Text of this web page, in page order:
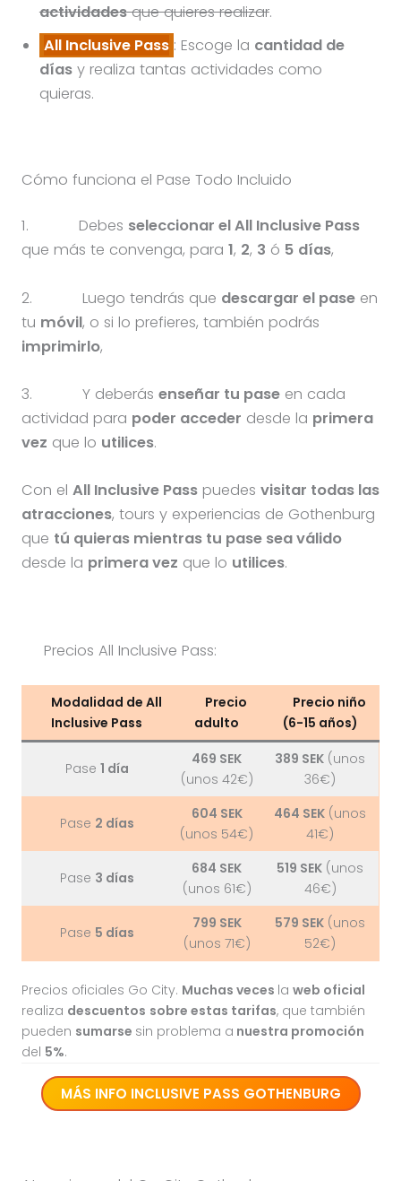
actividadesque quieres realizar.
All Inclusive Pass : Escoge la cantidad de
díasy realiza tantas actividades como
quieras.
Cómo funciona el Pase Todo Incluido
1. Debes seleccionar el All Inclusive Pass
que más te convenga, para 1, 2, 3 ó 5 días,
2. Luego tendrás que descargar el paseen
tu móvil, o si lo prefieres, también podrás
imprimirlo,
3. Y deberás enseñar tu paseen cada
actividad para poder acceder desde la primera
vez que lo utilices.
Con el All Inclusive Passpuedes visitar todas las
atracciones, tours y experiencias de Gothenburg
que tú quieras mientras tu pase sea válido
desde la primera vez que lo utilices.
Precios All Inclusive Pass:
Modalidad de All
Inclusive Pass
Precio
adulto
Precio niño
(6-15 años)
Pase 1 día
469 SEK
(unos 42€)
389 SEK (unos
36€)
Pase 2 días
604 SEK
(unos 54€)
464 SEK (unos
41€)
Pase 3 días
684 SEK
(unos 61€)
519 SEK (unos
46€)
Pase 5 días
799 SEK
(unos 71€)
579 SEK (unos
52€)
Precios oficiales Go City. Muchas veces la web oficial
realiza descuentos sobre estas tarifas, que también
pueden sumarse sin problema a nuestra promoción
del 5%.
MÁS INFO INCLUSIVE PASS GOTHENBURG